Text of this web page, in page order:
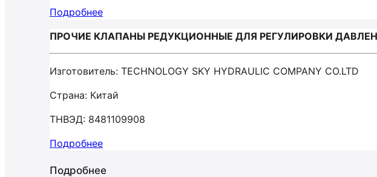
Подробнее
ПРОЧИЕ КЛАПАНЫ РЕДУКЦИОННЫЕ ДЛЯ РЕГУЛИРОВКИ ДАВЛЕНИЯ /
Изготовитель: TECHNOLOGY SKY HYDRAULIC COMPANY CO.LTD
Страна: Китай
ТНВЭД: 8481109908
Подробнее
Подробнее